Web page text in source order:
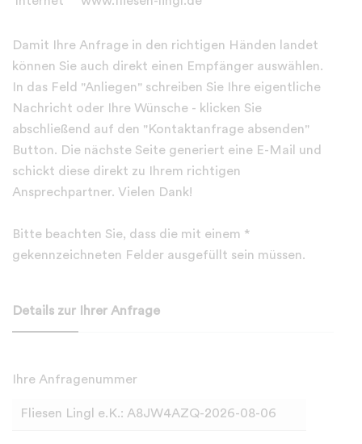
Damit Ihre Anfrage in den richtigen Händen landet
können Sie auch direkt einen Empfänger auswählen.
In das Feld "Anliegen" schreiben Sie Ihre eigentliche
Nachricht oder Ihre Wünsche - klicken Sie
abschließend auf den "Kontaktanfrage absenden"
Button. Die nächste Seite generiert eine E-Mail und
schickt diese direkt zu Ihrem richtigen
Ansprechpartner. Vielen Dank!
Bitte beachten Sie, dass die mit einem *
gekennzeichneten Felder ausgefüllt sein müssen.
Details zur Ihrer Anfrage
Ihre Anfragenummer